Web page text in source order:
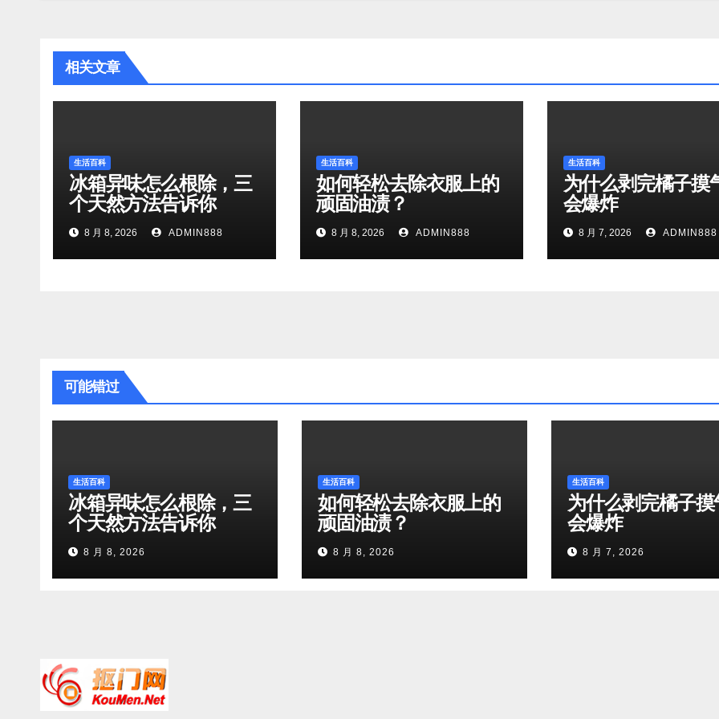
相关文章
生活百科
冰箱异味怎么根除，三
个天然方法告诉你
8 月 8, 2026 ADMIN888
生活百科
如何轻松去除衣服上的
顽固油渍？
8 月 8, 2026 ADMIN888
生活百科
为什么剥完橘子摸
会爆炸
8 月 7, 2026 ADMIN888
可能错过
生活百科
冰箱异味怎么根除，三
个天然方法告诉你
8 月 8, 2026
生活百科
如何轻松去除衣服上的
顽固油渍？
8 月 8, 2026
生活百科
为什么剥完橘子摸
会爆炸
8 月 7, 2026